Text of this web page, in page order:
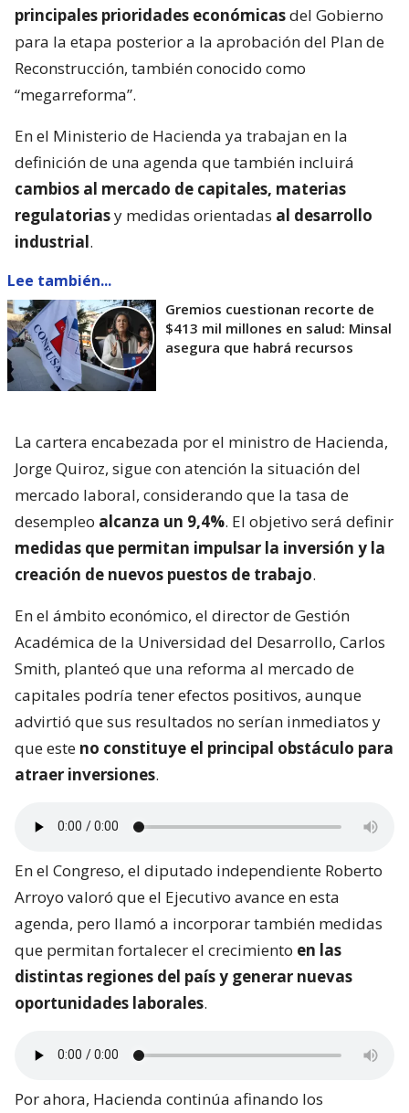
principales prioridades económicasdel Gobierno
para la etapa posterior a la aprobación del Plan de
Reconstrucción, también conocido como
“megarreforma”.
En el Ministerio de Hacienda ya trabajan en la
definición de una agenda que también incluirá
cambios al mercado de capitales, materias
regulatoriasy medidas orientadas al desarrollo
industrial.
Lee también...
Gremios cuestionan recorte de
$413 mil millones en salud: Minsal
asegura que habrá recursos
La cartera encabezada por el ministro de Hacienda,
Jorge Quiroz, sigue con atención la situación del
mercado laboral, considerando que la tasa de
desempleo alcanza un 9,4%. El objetivo será definir
medidas que permitan impulsar la inversión y la
creación de nuevos puestos de trabajo.
En el ámbito económico, el director de Gestión
Académica de la Universidad del Desarrollo, Carlos
Smith, planteó que una reforma al mercado de
capitales podría tener efectos positivos, aunque
advirtió que sus resultados no serían inmediatos y
que este no constituye el principal obstáculo para
atraer inversiones.
En el Congreso, el diputado independiente Roberto
Arroyo valoró que el Ejecutivo avance en esta
agenda, pero llamó a incorporar también medidas
que permitan fortalecer el crecimiento en las
distintas regiones del país y generar nuevas
oportunidades laborales.
Por ahora, Hacienda continúa afinando los